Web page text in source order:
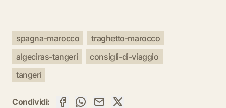
spagna-marocco
traghetto-marocco
algeciras-tangeri
consigli-di-viaggio
tangeri
Condividi: